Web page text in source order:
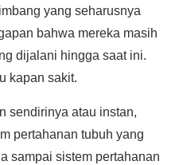
yang seharusnya
bahwa mereka masih
dijalani hingga saat ini.
kapan sakit.
sendirinya atau instan,
pertahanan tubuh yang
sampai sistem pertahanan